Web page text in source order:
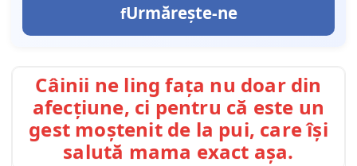
Urmărește-ne
Câinii ne ling fața nu doar din
afecțiune, ci pentru că este un
gest moștenit de la pui, care își
salută mama exact așa.